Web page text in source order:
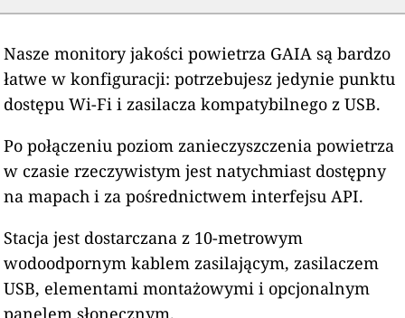
Nasze monitory jakości powietrza GAIA są bardzo
łatwe w konfiguracji: potrzebujesz jedynie punktu
dostępu Wi-Fi i zasilacza kompatybilnego z USB.
Po połączeniu poziom zanieczyszczenia powietrza
w czasie rzeczywistym jest natychmiast dostępny
na mapach i za pośrednictwem interfejsu API.
Stacja jest dostarczana z 10-metrowym
wodoodpornym kablem zasilającym, zasilaczem
USB, elementami montażowymi i opcjonalnym
panelem słonecznym.